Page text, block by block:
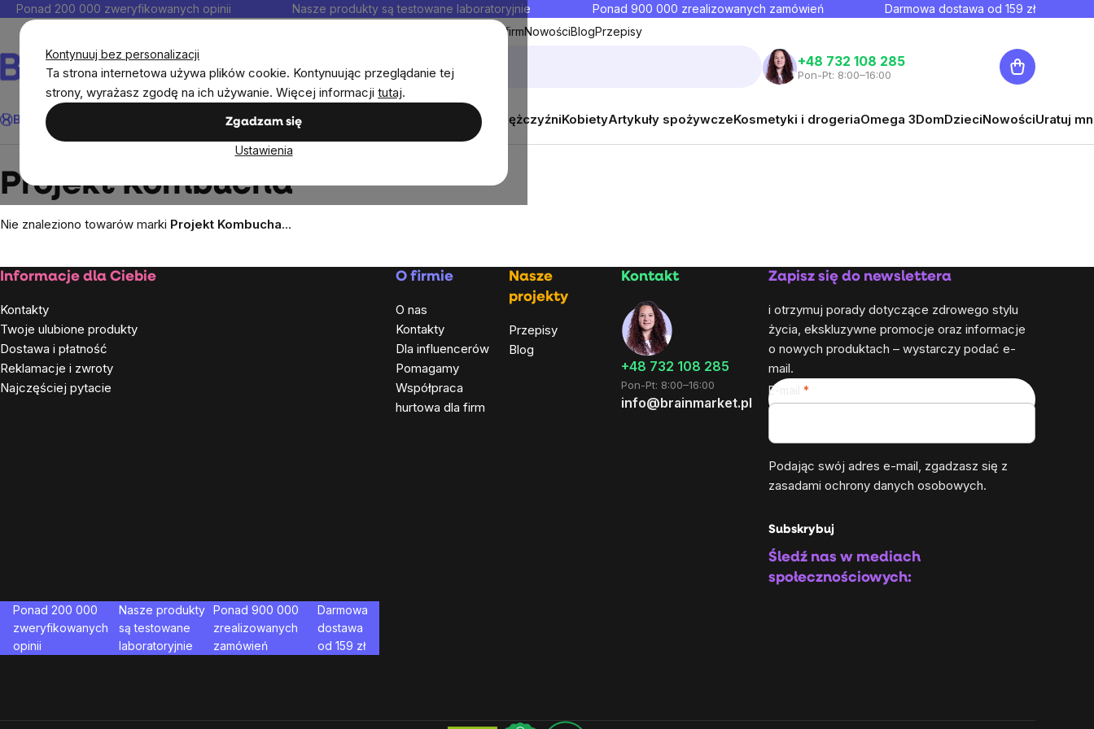
Kontynuuj bez personalizacji
Ta strona internetowa używa plików cookie. Kontynuując przeglądanie tej
strony, wyrażasz zgodę na ich używanie. Więcej informacji tutaj.
Zgadzam się
Ustawienia
Przejść
Ponad 200 000 zweryfikowanych opinii Nasze produkty są testowane laboratoryjnie Ponad 900 000 zrealizowanych zamówień Darmowa dostawa od 159 zł
Współpraca hurtowa dla firmNowościBlogPrzepisy
Szukaj
+48 732 108 285
Pon-Pt: 8:00–16:00
Koszyk
BrainMax® PromocjaCeleSuplementy diety Zestawy promocyjne MężczyźniKobietyArtykuły spożywczeKosmetyki i drogeriaOmega 3DomDzieciNowościUratuj
Projekt Kombucha
Projekt Kombucha
Nie znaleziono towarów marki Projekt Kombucha...
Stopka
Informacje dla Ciebie
Kontakty
Twoje ulubione produkty
Dostawa i płatność
Reklamacje i zwroty
Najczęściej pytacie
O firmie
O nas
Kontakty
Dla influencerów
Pomagamy
Współpraca
hurtowa dla firm
Nasze
projekty
Przepisy
Blog
Kontakt
+48 732 108 285
Pon-Pt: 8:00–16:00
info@brainmarket.pl
Zapisz się do newslettera
i otrzymuj porady dotyczące zdrowego stylu
życia, ekskluzywne promocje oraz informacje
o nowych produktach – wystarczy podać e-
mail.
E-mail
Podając swój adres e-mail, zgadzasz się z
zasadami ochrony danych osobowych.
Subskrybuj
Śledź nas w mediach
społecznościowych:
Ponad 200 000
zweryfikowanych
opinii
Nasze produkty
są testowane
laboratoryjnie
Ponad 900 000
zrealizowanych
zamówień
Darmowa
dostawa
od 159 zł